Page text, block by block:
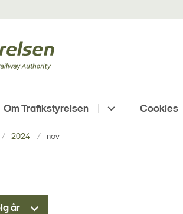
Om Trafikstyrelsen Cookies
2024 nov
år